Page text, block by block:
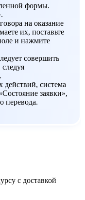
формы.
на оказание
их, поставьте
и нажмите
совершить
система
заявки»,
перевода.
с доставкой